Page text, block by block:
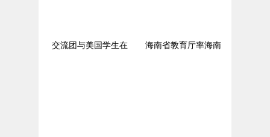
交流团与美国学生在 海南省教育厅率海南